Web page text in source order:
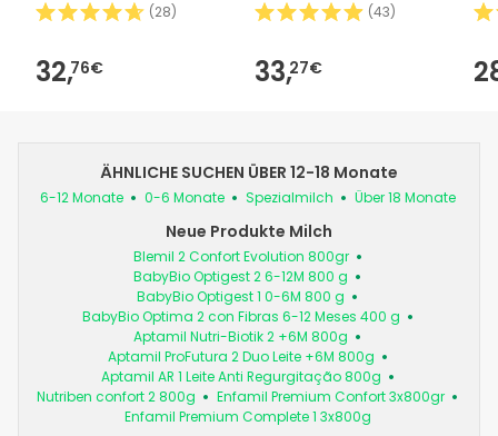
(28)
32,76€
(43)
33,27€
ÄHNLICHE SUCHEN ÜBER 12-18 Monate
6-12 Monate 0-6 Monate Spezialmilch Über 18 Monate
Neue Produkte Milch
Blemil 2 Confort Evolution 800gr
BabyBio Optigest 2 6-12M 800 g
BabyBio Optigest 1 0-6M 800 g
BabyBio Optima 2 con Fibras 6-12 Meses 400 g
Aptamil Nutri-Biotik 2 +6M 800g
Aptamil ProFutura 2 Duo Leite +6M 800g
Aptamil AR 1 Leite Anti Regurgitação 800g
Nutriben confort 2 800g
Enfamil Premium Confort 3x800gr
Enfamil Premium Complete 1 3x800g